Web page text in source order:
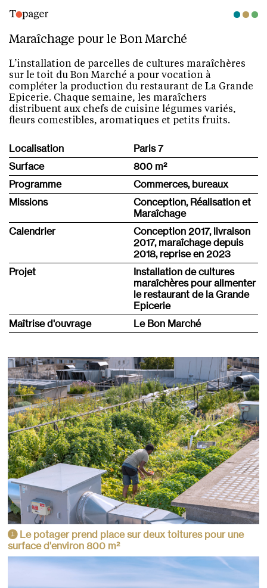
Maraîchage pour le Bon Marché
L’installation de parcelles de cultures maraîchères
sur le toit du Bon Marché a pour vocation à
compléter la production du restaurant de La Grande
Epicerie. Chaque semaine, les maraîchers
distribuent aux chefs de cuisine légumes variés,
fleurs comestibles, aromatiques et petits fruits.
Localisation
Paris 7
Surface
800 m²
Programme
Commerces, bureaux
Missions
Conception, Réalisation et
Maraîchage
Calendrier
Conception 2017, livraison
2017, maraîchage depuis
2018, reprise en 2023
Projet
Installation de cultures
maraîchères pour alimenter
le restaurant de la Grande
Epicerie
Maîtrise d'ouvrage
Le Bon Marché
1Le potager prend place sur deux toitures pour une
surface d'environ 800 m²